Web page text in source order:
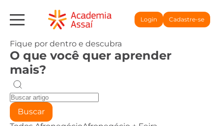
Login Cadastre-se
Fique por dentro e descubra
O que você quer aprender
mais?
Buscar